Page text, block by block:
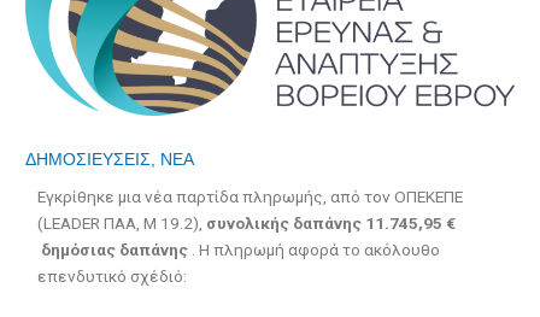
ΔΗΜΟΣΙΕΥΣΕΙΣ ΝΕΑ
Εγκρίθηκε μια νέα παρτίδα πληρωμής, από τον ΟΠΕΚΕΠΕ
(LEADER ΠΑΑ, Μ 19.2), συνολικής δαπάνης 11.745,95 €
δημόσιας δαπάνης . Η πληρωμή αφορά το ακόλουθο
επενδυτικό σχέδιό: